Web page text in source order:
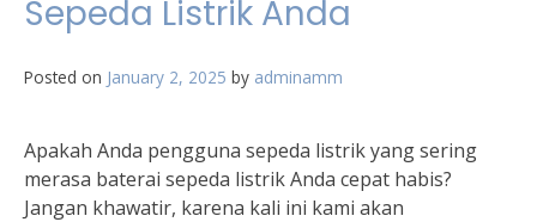
Sepeda Listrik Anda
Posted on January 2, 2025 by adminamm
Apakah Anda pengguna sepeda listrik yang sering
merasa baterai sepeda listrik Anda cepat habis?
Jangan khawatir, karena kali ini kami akan